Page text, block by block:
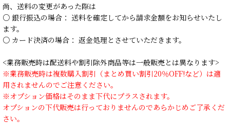
尚、送料の変更があった際は
○ 銀行振込の場合： 送料を確定してから請求金額をお知らせいたし
ます。
○ カード決済の場合： 返金処理とさせていただきます。
<業務販売時は配送料や割引除外商品等は一般販売とは異なります>
※業務販売時は複数購入割引（まとめ買い割引20％OFF!など）は適
用されませんのでご注意ください。
※オプション価格はそのまま下代にプラスされます。
オプションの下代販売は行っておりませんのであらかじめご了承くだ
さい。